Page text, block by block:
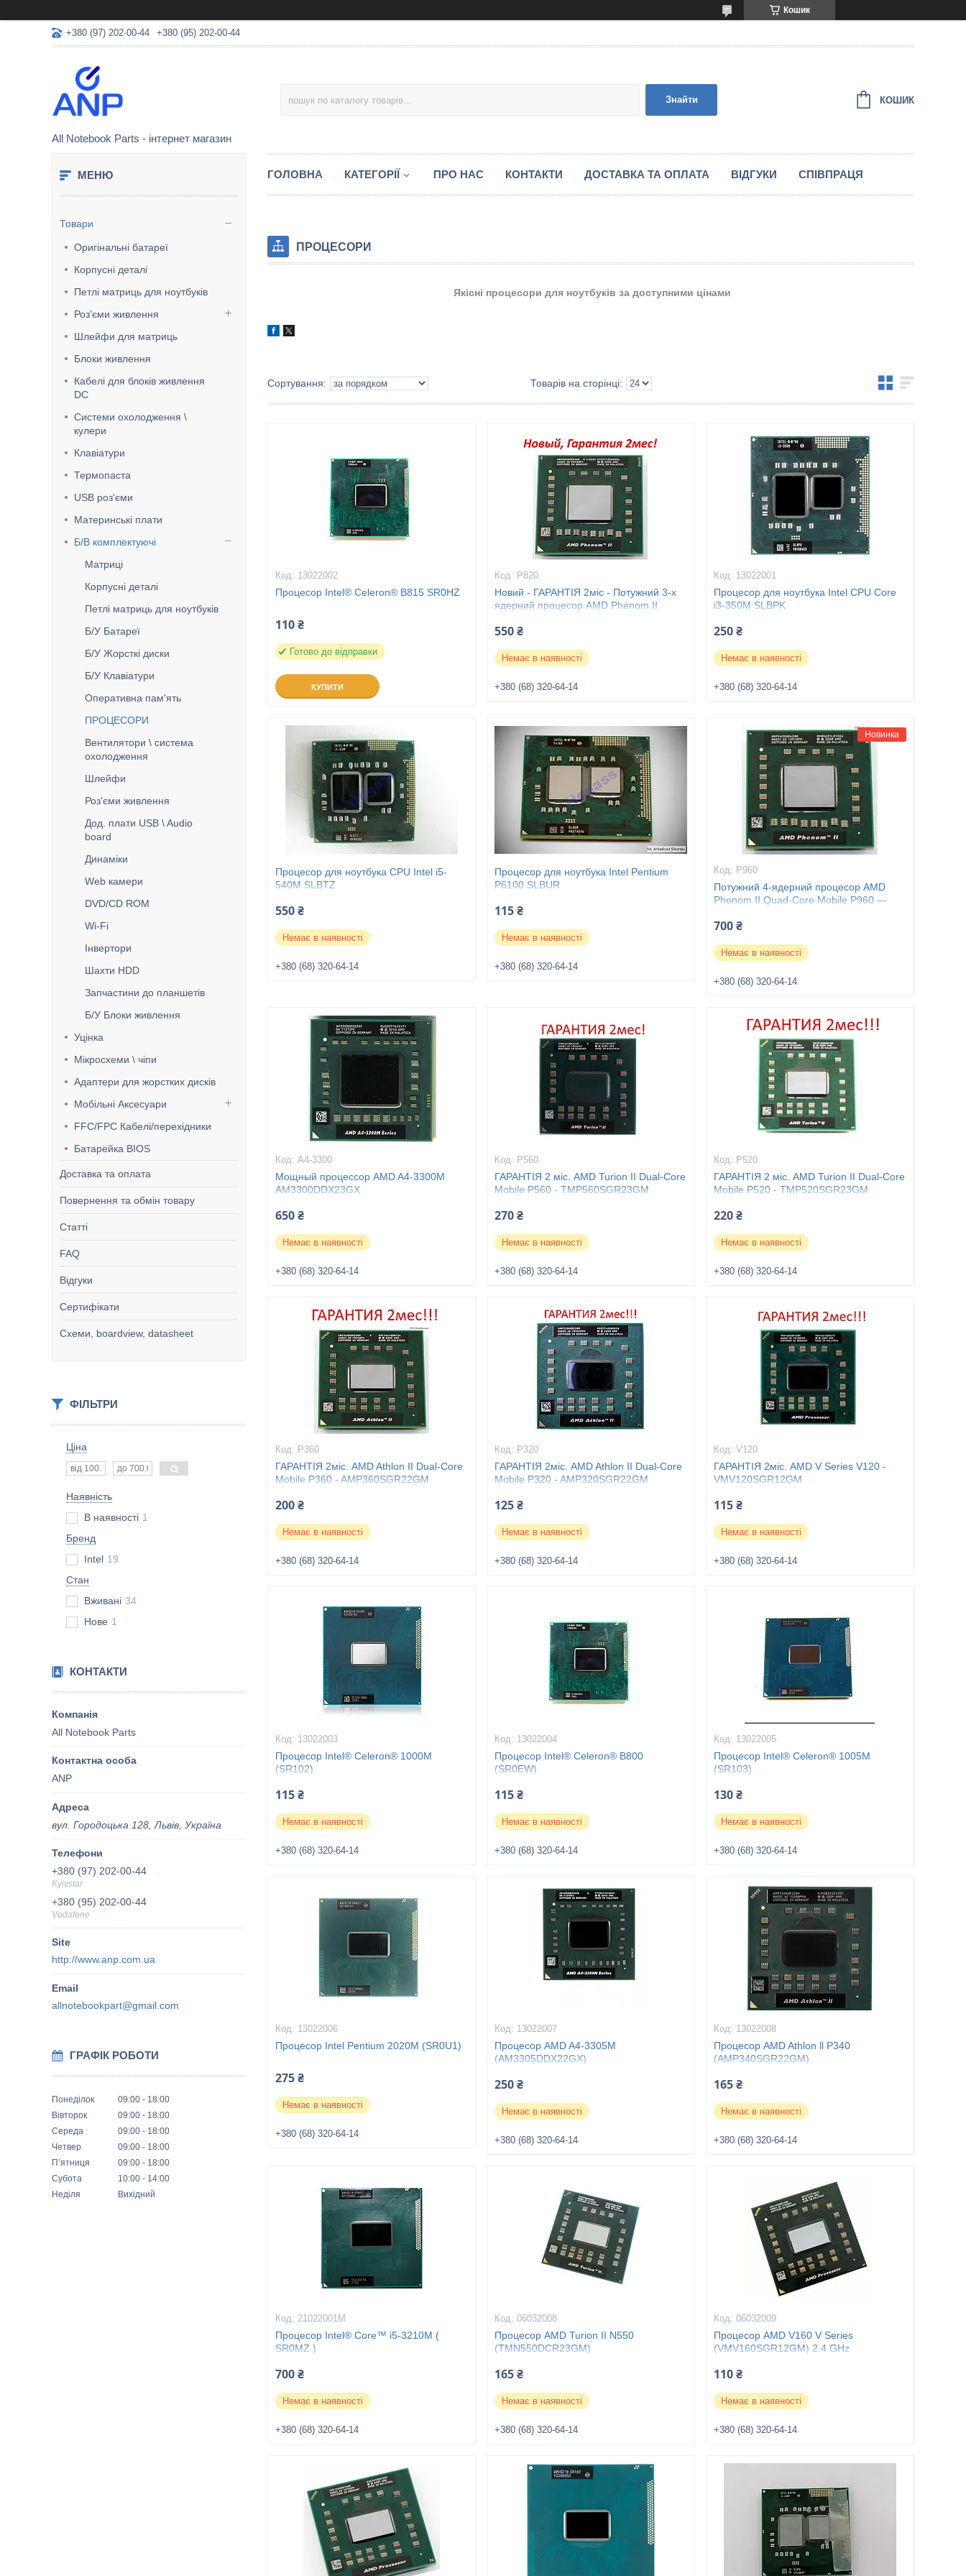
Кошик
+380 (97) 202-00-44 +380 (95) 202-00-44
All Notebook Parts - інтернет магазин
Знайти КОШИК
Товари
Оригінальні батареї
Корпусні деталі
Петлі матриць для ноутбуків
Роз'єми живлення
Шлейфи для матриць
Блоки живлення
Кабелі для блоків живлення
DC
Системи охолодження \
кулери
Клавіатури
Термопаста
USB роз'єми
Материнські плати
Б/В комплектуючі
Матриці
Корпусні деталі
Петлі матриць для ноутбуків
Б/У Батареї
Б/У Жорсткі диски
Б/У Клавіатури
Оперативна пам'ять
ПРОЦЕСОРИ
Вентилятори \ система
охолодження
Шлейфи
Роз'єми живлення
Дод. плати USB \ Audio
board
Динаміки
Web камери
DVD/CD ROM
Wі-Fі
Інвертори
Шахти HDD
Запчастини до планшетів
Б/У Блоки живлення
Уцінка
Мікросхеми \ чіпи
Адаптери для жорстких дисків
Мобільні Аксесуари
FFC/FPC Кабелі/перехідники
Батарейка BIOS
Доставка та оплата
Повернення та обмін товару
Статті
FAQ
Відгуки
Сертифікати
Схеми, boardview, datasheet
ФІЛЬТРИ
Ціна
Наявність
В наявності 1
Бренд
Intel 19
Стан
Вживані 34
Нове 1
КОНТАКТИ
All Notebook Parts
ANP
вул. Городоцька 128, Львів, Україна
+380 (97) 202-00-44
Kyivstar
+380 (95) 202-00-44
Vodafone
http://www.anp.com.ua
allnotebookpart@gmail.com
ГРАФІК РОБОТИ
Понеділок 09:00
18:00
Вівторок
09:00
18:00
Середа
09:00
18:00
Четвер
09:00
18:00
Пʼятниця
09:00
18:00
Субота
10:00
14:00
Неділя
Вихідний
ГОЛОВНА КАТЕГОРІЇ ПРО НАС КОНТАКТИ ДОСТАВКА ТА ОПЛАТА ВІДГУКИ СПІВПРАЦЯ
ПРОЦЕСОРИ
Якісні процесори для ноутбуків за доступними цінами
13022002
Процесор Intel® Celeron® B815 SR0HZ
110 ₴
Готово до відправки
КУПИТИ
P820
Новий - ГАРАНТІЯ 2міс - Потужний 3-х
ядерний процесор AMD Phenom II
HMP820SGR32GM
550 ₴
Немає в наявності
+380 (68) 320-64-14
13022001
Процесор для ноутбука Intel CPU Core
i3-350M SLBPK
250 ₴
Немає в наявності
+380 (68) 320-64-14
Процесор для ноутбука CPU Intel i5-
540M SLBTZ
550 ₴
Немає в наявності
+380 (68) 320-64-14
Процесор для ноутбука Intel Pentium
P6100 SLBUR
115 ₴
Немає в наявності
+380 (68) 320-64-14
Новинка
P960
Потужний 4-ядерний процесор AMD
Phenom II Quad-Core Mobile P960 —
700 ₴
Немає в наявності
+380 (68) 320-64-14
A4-3300
Мощный процессор AMD A4-3300M
AM3300DDX23GX
650 ₴
Немає в наявності
+380 (68) 320-64-14
P560
ГАРАНТІЯ 2 міс. AMD Turion II Dual-Core
Mobile P560 - TMP560SGR23GM
270 ₴
Немає в наявності
+380 (68) 320-64-14
P520
ГАРАНТІЯ 2 міс. AMD Turion II Dual-Core
Mobile P520 - TMP520SGR23GM
220 ₴
Немає в наявності
+380 (68) 320-64-14
P360
ГАРАНТІЯ 2міс. AMD Athlon II Dual-Core
Mobile P360 - AMP360SGR22GM
200 ₴
Немає в наявності
+380 (68) 320-64-14
P320
ГАРАНТІЯ 2міс. AMD Athlon II Dual-Core
Mobile P320 - AMP320SGR22GM
125 ₴
Немає в наявності
+380 (68) 320-64-14
V120
ГАРАНТІЯ 2міс. AMD V Series V120 -
VMV120SGR12GM
115 ₴
Немає в наявності
+380 (68) 320-64-14
13022003
Процесор Intel® Celeron® 1000M
(SR102)
115 ₴
Немає в наявності
+380 (68) 320-64-14
13022004
Процесор Intel® Celeron® B800
(SR0EW)
115 ₴
Немає в наявності
+380 (68) 320-64-14
13022005
Процесор Intel® Celeron® 1005M
(SR103)
130 ₴
Немає в наявності
+380 (68) 320-64-14
13022006
Процесор Intel Pentium 2020M (SR0U1)
275 ₴
Немає в наявності
+380 (68) 320-64-14
13022007
Процесор AMD A4-3305M
(AM3305DDX22GX)
250 ₴
Немає в наявності
+380 (68) 320-64-14
13022008
Процесор AMD Athlon ll P340
(AMP340SGR22GM)
165 ₴
Немає в наявності
+380 (68) 320-64-14
21022001M
Процесор Intel® Core™ i5-3210M (
SR0MZ )
700 ₴
Немає в наявності
+380 (68) 320-64-14
06032008
Процесор AMD Turion II N550
(TMN550DCR23GM)
165 ₴
Немає в наявності
+380 (68) 320-64-14
06032009
Процесор AMD V160 V Series
(VMV160SGR12GM) 2.4 GHz
110 ₴
Немає в наявності
+380 (68) 320-64-14